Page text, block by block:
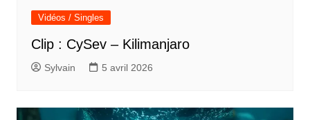
Vidéos / Singles
Clip : CySev – Kilimanjaro
Sylvain 5 avril 2026